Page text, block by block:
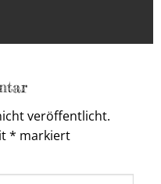
veröffentlicht.
* markiert